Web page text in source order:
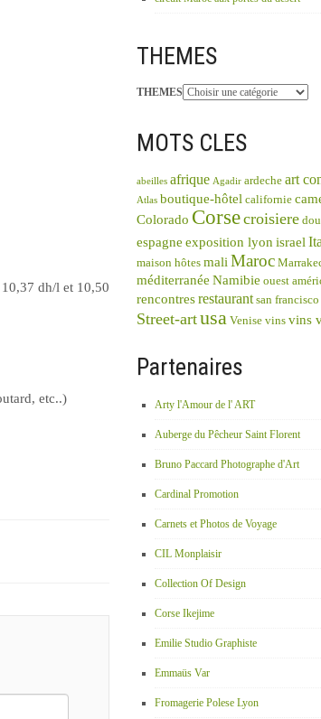
dh/l et 10,50
etc..)
THEMES
THEMES
MOTS CLES
abeilles afrique Agadir ardeche art
Atlas boutique-hôtel californie
Colorado Corsecroisiere
espagne exposition lyon israel
maison hôtes mali Maroc
méditerranée Namibie ouest
rencontresrestaurant san francisco
Street-artusa Venise vins vins
Partenaires
Arty l'Amour de l' ART
Auberge du Pêcheur Saint Florent
Bruno Paccard Photographe d'Art
Cardinal Promotion
Carnets et Photos de Voyage
CIL Monplaisir
Collection Of Design
Corse Ikejime
Emilie Studio Graphiste
Emmaüs Var
Fromagerie Polese Lyon